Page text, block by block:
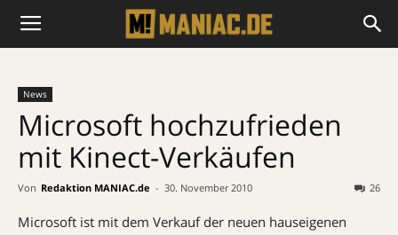
News
Microsoft hochzufrieden
mit Kinect-Verkäufen
Von Redaktion MANIAC.de - 30. November 2010 26
Microsoft ist mit dem Verkauf der neuen hauseigenen